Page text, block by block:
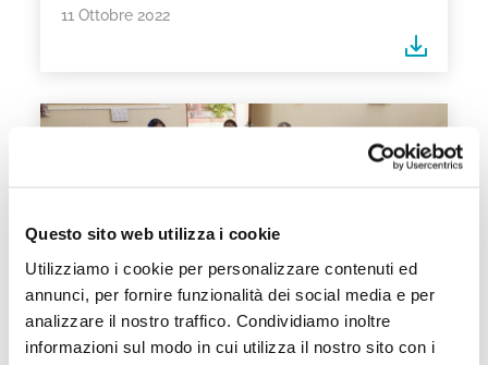
Questo sito web utilizza i cookie
Utilizziamo i cookie per personalizzare contenuti ed
annunci, per fornire funzionalità dei social media e per
analizzare il nostro traffico. Condividiamo inoltre
informazioni sul modo in cui utilizza il nostro sito con i
11 Ottobre 2022
Final Report Asia